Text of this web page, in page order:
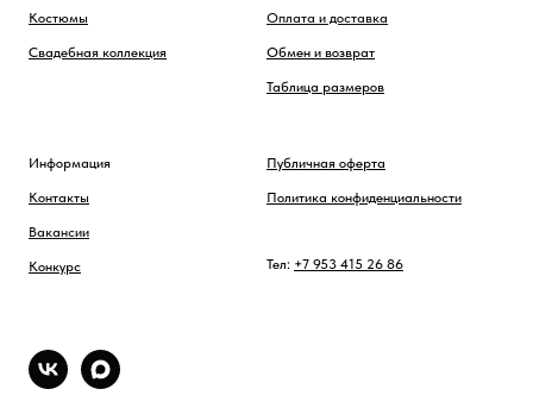
Костюмы
Свадебная коллекция
Оплата и доставка
Обмен и возврат
Таблица размеров
Информация
Контакты
Вакансии
Конкурс
Публичная оферта
Политика конфиденциальности
Тел: +7 953 415 26 86